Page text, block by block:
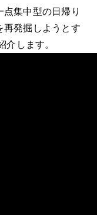
集中型の日帰り
再発掘しようとす
介します。